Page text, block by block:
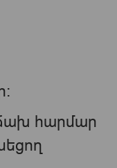
հարմար